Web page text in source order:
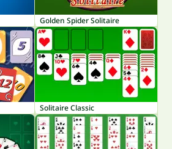
Golden Spider Solitaire
Solitaire Classic